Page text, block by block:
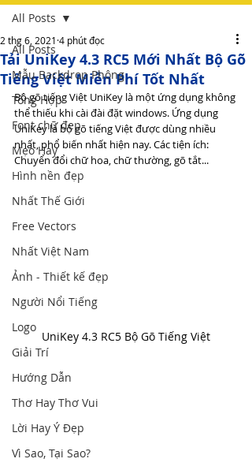
All Posts
Mẫu Backdrop Phông
Tổng Hợp
Font chữ đẹp
Mẹo Hay
Hình nền đẹp
Nhất Thế Giới
Free Vectors
Nhất Việt Nam
Ảnh - Thiết kế đẹp
Người Nổi Tiếng
Logo
Giải Trí
Hướng Dẫn
Thơ Hay Thơ Vui
Lời Hay Ý Đẹp
Vì Sao, Tại Sao?
All Posts
Tải UniKey 4.3 RC5 Mới Nhất Bộ Gõ
Tiếng Việt Miễn Phí Tốt Nhất
2 thg 6, 2021 4 phút đọc
Bộ gõ tiếng Việt UniKey là một ứng dụng không
thể thiếu khi cài đài đặt windows. Ứng dụng
UniKey là bộ gõ tiếng Việt được dùng nhiều
nhất, phổ biến nhất hiện nay. Các tiện ích:
Chuyển đổi chữ hoa, chữ thường, gõ tắt...
UniKey 4.3 RC5 Bộ Gõ Tiếng Việt